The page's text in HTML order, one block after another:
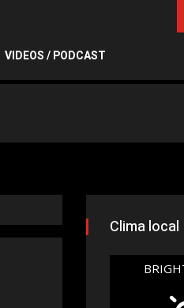
VIDEOS / PODCAST
Clima local